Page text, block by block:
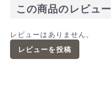
この商品のレビュー
レビューはありません。
レビューを投稿